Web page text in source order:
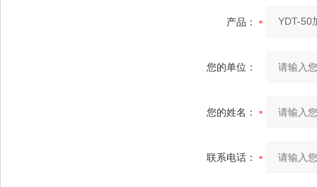
产品：
您的单位：
您的姓名：
联系电话：